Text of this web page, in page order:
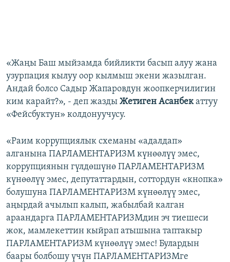
«Жаңы Баш мыйзамда бийликти басып алуу жана
узурпация кылуу оор кылмыш экени жазылган.
Андай болсо Садыр Жапаровдун жоопкерчилигин
ким карайт?», - деп жазды Жетиген Асанбекаттуу
«Фейсбуктун» колдонуучусу.
«Раим коррупциялык схеманы «адалдап»
алганына ПАРЛАМЕНТАРИЗМ күнөөлүү эмес,
коррупциянын гүлдөшүнө ПАРЛАМЕНТАРИЗМ
күнөөлүү эмес, депутаттардын, соттордун «кнопка»
болушуна ПАРЛАМЕНТАРИЗМ күнөөлүү эмес,
аңырдай ачылып калып, жабылбай калган
араандарга ПАРЛАМЕНТАРИЗМдин эч тиешеси
жок, мамлекеттин кыйрап атышына таптакыр
ПАРЛАМЕНТАРИЗМ күнөөлүү эмес! Булардын
баары болбошу үчүн ПАРЛАМЕНТАРИЗМге